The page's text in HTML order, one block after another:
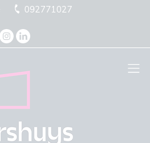
inhoud gaan
092771027